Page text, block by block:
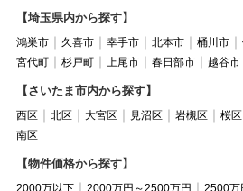
【埼玉県内から探す】
鴻巣市 久喜市 幸手市 北本市 桶川市
宮代町
杉戸町 上尾市 春日部市 越谷市
【さいたま市内から探す】
西区 北区 大宮区 見沼区 岩槻区 桜区
南区
【物件価格から探す】
2000万以下 2000万円～2500万円
2500万